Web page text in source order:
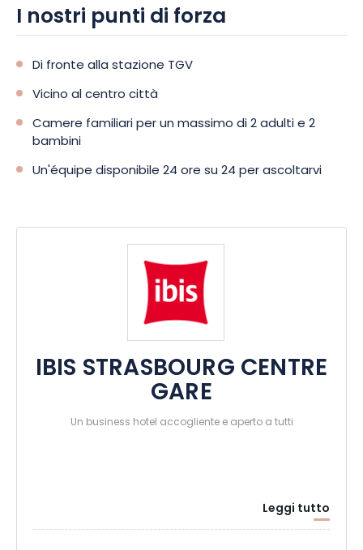
I nostri punti di forza
Di fronte alla stazione TGV
Vicino al centro città
Camere familiari per un massimo di 2 adulti e 2
bambini
Un'équipe disponibile 24 ore su 24 per ascoltarvi
IBIS STRASBOURG CENTRE
GARE
Un business hotel accogliente e aperto a tutti
Leggi tutto